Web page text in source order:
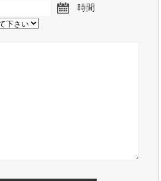
時間